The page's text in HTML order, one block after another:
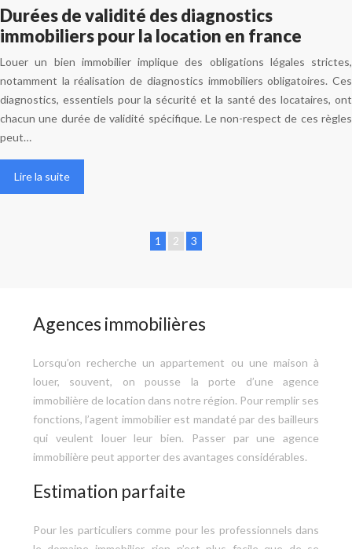
Durées de validité des diagnostics
immobiliers pour la location en france
Louer un bien immobilier implique des obligations légales strictes,
notamment la réalisation de diagnostics immobiliers obligatoires. Ces
diagnostics, essentiels pour la sécurité et la santé des locataires, ont
chacun une durée de validité spécifique. Le non-respect de ces règles
peut…
Lire la suite
1 2 3
Agences immobilières
Lorsqu’on recherche un appartement ou une maison à
louer, souvent, on pousse la porte d’une agence
immobilière de location dans notre région. Pour remplir ses
fonctions, l’agent immobilier est mandaté par des bailleurs
qui veulent louer leur bien. Passer par une agence
immobilière peut apporter des avantages considérables.
Estimation parfaite
Pour les particuliers comme pour les professionnels dans